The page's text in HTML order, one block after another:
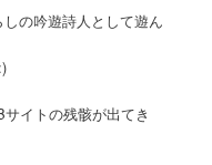
の吟遊詩人として遊ん
イトの残骸が出てき